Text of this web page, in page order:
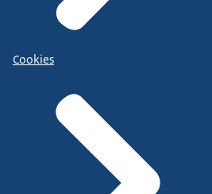
Cookies